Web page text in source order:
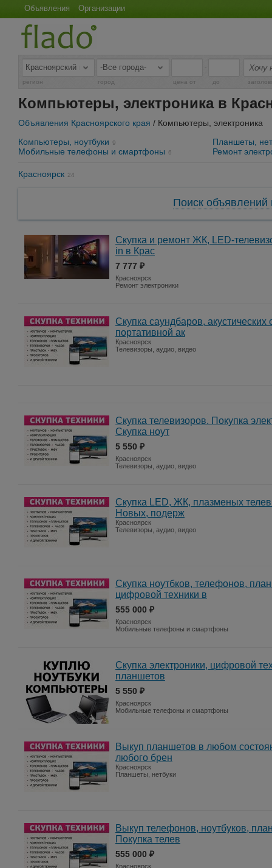
Объявления Организации
-
регион город цена от до
Компьютеры, электроника в
Объявления Красноярского края / Компьютеры, электроника
Компьютеры, ноутбуки
9
Мобильные телефоны и смартфоны 6
Планшеты,
Ремонт
Красноярск 24
Поиск объявлений
Скупка и ремонт ЖК, LED-
in в Крас
7 777 ₽
Красноярск
Ремонт электроники
Скупка саундбаров, акустических
портативной ак
Красноярск
Телевизоры, аудио, видео
Скупка телевизоров. Покупка
Скупка ноут
5 550 ₽
Красноярск
Телевизоры, аудио, видео
Скупка LED, ЖК, плазменых
Новых, подерж
Красноярск
Телевизоры, аудио, видео
Скупка ноутбков, телефонов,
цифровой техники в
555 000 ₽
Красноярск
Мобильные телефоны и смартфоны
Скупка электроники, цифровой
планшетов
5 550 ₽
Красноярск
Мобильные телефоны и смартфоны
Выкуп планшетов в любом
любого брен
Красноярск
Планшеты, нетбуки
Выкуп телефонов, ноутбуков,
Покупка телев
555 000 ₽
Красноярск